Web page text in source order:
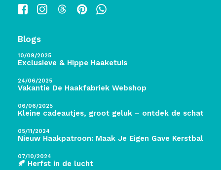
Blogs
10/09/2025
Exclusieve & Hippe Haaketuis
24/06/2025
Vakantie De Haakfabriek Webshop
06/06/2025
Kleine cadeautjes, groot geluk – ontdek de schatten
05/11/2024
Nieuw Haakpatroon: Maak Je Eigen Gave Kerstballen!
07/10/2024
🍂 Herfst in de lucht